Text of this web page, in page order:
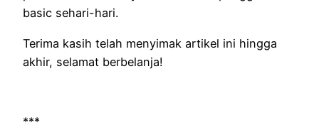
basic sehari-hari.
Terima kasih telah menyimak artikel ini hingga
akhir, selamat berbelanja!
***